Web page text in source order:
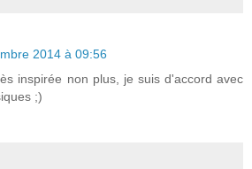
2014 à 09:56
inspirée non plus, je suis d'accord avec
;)